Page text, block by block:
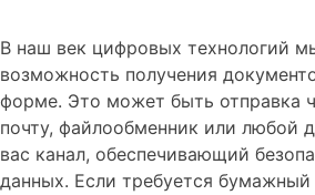
В наш век цифровых технологий
возможность получения
форме. Это может быть отправка
почту, файлообменник или любой
вас канал, обеспечивающий
данных. Если требуется